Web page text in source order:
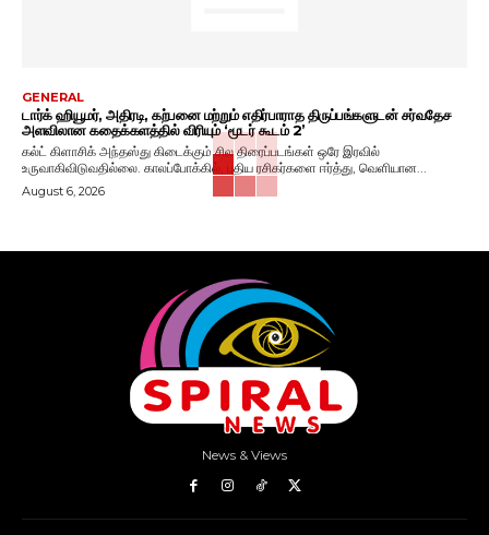
GENERAL
டார்க் ஹியூமர், அதிரடி, கற்பனை மற்றும் எதிர்பாராத திருப்பங்களுடன் சர்வதேச
அளவிலான கதைக்களத்தில் விரியும் ‘மூடர் கூடம் 2’
கல்ட் கிளாசிக் அந்தஸ்து கிடைக்கும் சில திரைப்படங்கள் ஒரே இரவில்
உருவாகிவிடுவதில்லை. காலப்போக்கில், புதிய ரசிகர்களை ஈர்த்து, வெளியான...
August 6, 2026
News & Views